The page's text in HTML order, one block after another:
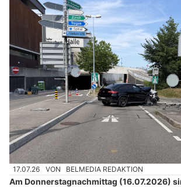
17.07.26 VON BELMEDIA REDAKTION
Am Donnerstagnachmittag (16.07.2026)